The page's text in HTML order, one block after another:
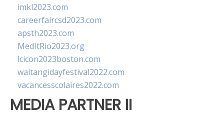
imkl2023.com
careerfaircsd2023.com
apsth2023.com
MedItRio2023.org
lcicon2023boston.com
waitangidayfestival2022.com
vacancesscolaires2022.com
MEDIA PARTNER II